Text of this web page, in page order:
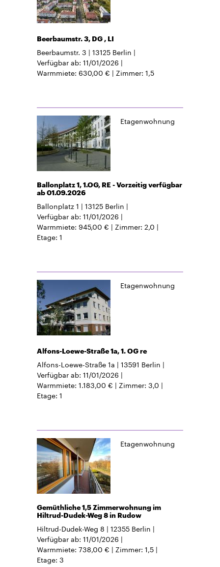
Beerbaumstr. 3, DG , LI
Beerbaumstr. 3 13125 Berlin
Verfügbar ab 11/01/2026
Warmmiete 630,00 € Zimmer 1,5
Etagenwohnung
Ballonplatz 1, 1.OG, RE - Vorzeitig verfügbar
ab 01.09.2026
Ballonplatz 1 13125 Berlin
Verfügbar ab 11/01/2026
Warmmiete 945,00 € Zimmer 2,0
Etage 1
Etagenwohnung
Alfons-Loewe-Straße 1a, 1. OG re
Alfons-Loewe-Straße 1a 13591 Berlin
Verfügbar ab 11/01/2026
Warmmiete 1.183,00 € Zimmer 3,0
Etage 1
Etagenwohnung
Gemüthliche 1,5 Zimmerwohnung im
Hiltrud-Dudek-Weg 8 in Rudow
Hiltrud-Dudek-Weg 8 12355 Berlin
Verfügbar ab 11/01/2026
Warmmiete 738,00 € Zimmer 1,5
Etage 3